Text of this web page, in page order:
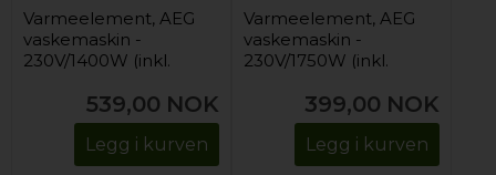
Varmeelement, AEG
vaskemaskin -
230V/1400W (inkl.
539,00 NOK
Legg i kurven
Varmeelement, AEG
vaskemaskin -
230V/1750W (inkl.
399,00 NOK
Legg i kurven